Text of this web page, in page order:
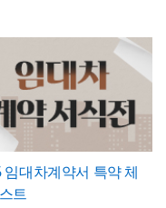
적이
하
에
청
대장
되었
있
에는
후
록
다면
기 바
따
는 내
근
. 마
히
이
지
결재
구
일정
해,
트처
명
모
체
임대차계약서 특약 체
트